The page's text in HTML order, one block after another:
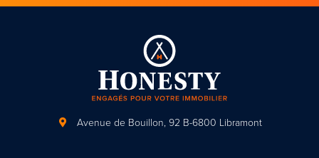
Avenue de Bouillon, 92 B-6800 Libramont